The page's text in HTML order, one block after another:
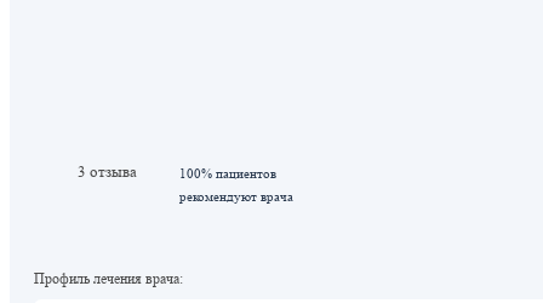
3 отзыва
100% пациентов
рекомендуют врача
Профиль лечения врача: